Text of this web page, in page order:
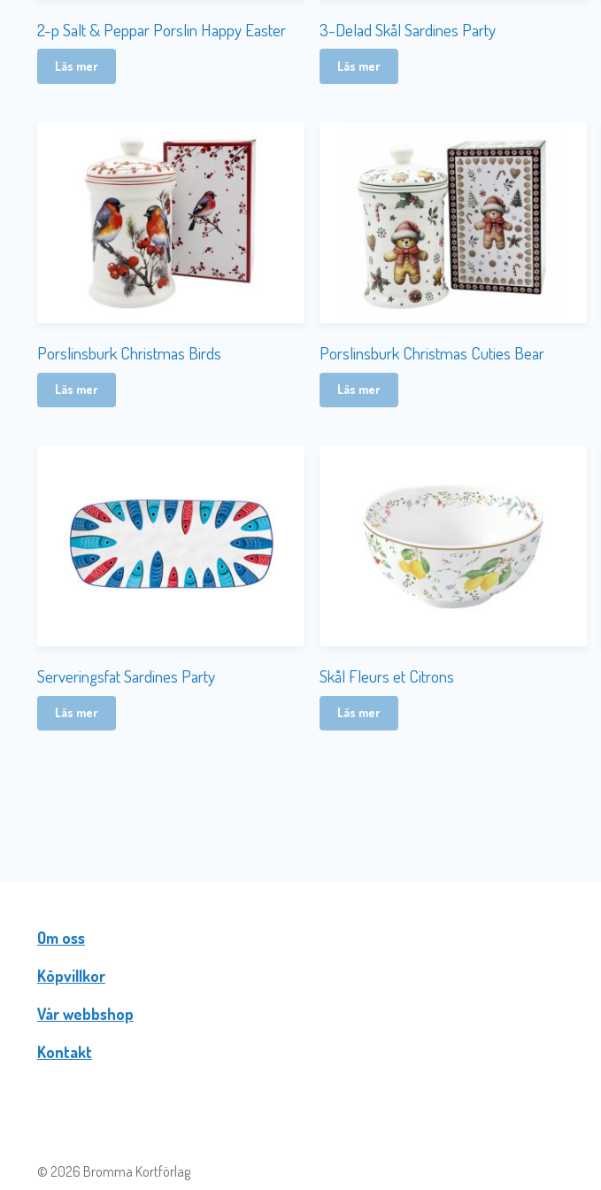
2-p Salt & Peppar Porslin Happy Easter
Läs mer
3-Delad Skål Sardines Party
Läs mer
Porslinsburk Christmas Birds
Läs mer
Porslinsburk Christmas Cuties Bear
Läs mer
Serveringsfat Sardines Party
Läs mer
Skål Fleurs et Citrons
Läs mer
Om oss
Köpvillkor
Vår webbshop
Kontakt
© 2026 Bromma Kortförlag